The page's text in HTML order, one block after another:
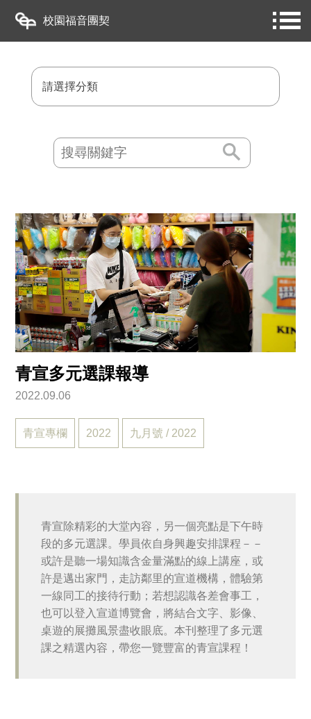
校園福音團契
請選擇分類
青宣多元選課報導
2022.09.06
青宣專欄 2022 九月號 / 2022
青宣除精彩的大堂內容，另一個亮點是下午時
段的多元選課。學員依自身興趣安排課程－－
或許是聽一場知識含金量滿點的線上講座，或
許是邁出家門，走訪鄰里的宣道機構，體驗第
一線同工的接待行動；若想認識各差會事工，
也可以登入宣道博覽會，將結合文字、影像、
桌遊的展攤風景盡收眼底。本刊整理了多元選
課之精選內容，帶您一覽豐富的青宣課程！